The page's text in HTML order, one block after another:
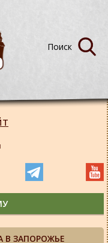
ЗАПОРОЖЬЕ